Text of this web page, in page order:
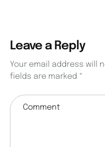
Leave a Reply
Your email address will
fields are marked *